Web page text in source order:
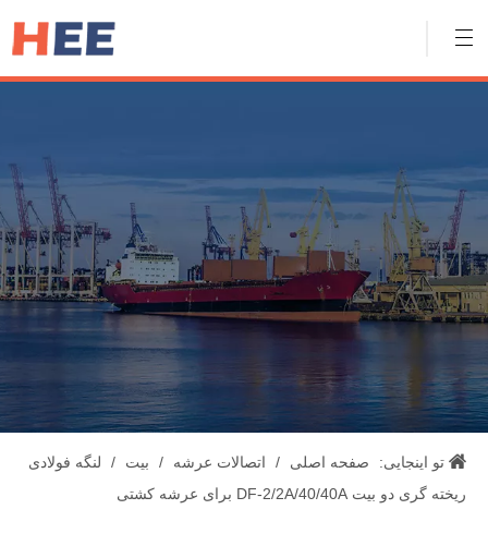
تو اینجایی: صفحه اصلی / اتصالات عرشه / بیت /
لنگه فولادی
ریخته گری دو بیت DF-2/2A/40/40A برای عرشه کشتی